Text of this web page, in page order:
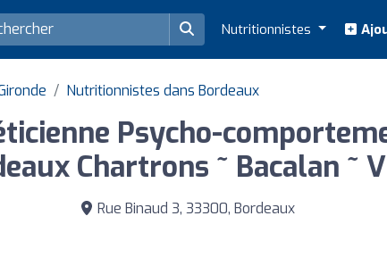
Nutritionnistes
Nutritionnistes dans Bordeaux
Psycho-
Chartrons ~ Bacalan ~
Rue Binaud 3, 33300, Bordeaux